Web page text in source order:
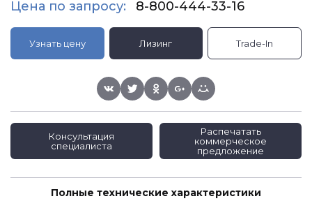
Цена по запросу: 8-800-444-33-16
Узнать цену Лизинг Trade-In
Консультация
специалиста
Распечатать
коммерческое
предложение
Полные технические характеристики